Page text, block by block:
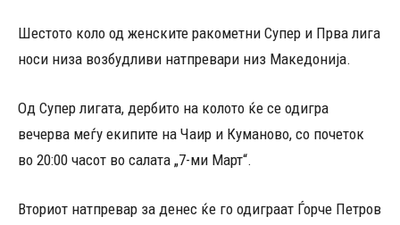
Шестото коло од женските ракометни Супер и Прва лига
носи низа возбудливи натпревари низ Македонија.
Од Супер лигата, дербито на колото ќе се одигра
вечерва меѓу екипите на Чаир и Куманово, со почеток
во 20:00 часот во салата „7-ми Март“.
Вториот натпревар за денес ќе го одиграат Ѓорче Петров